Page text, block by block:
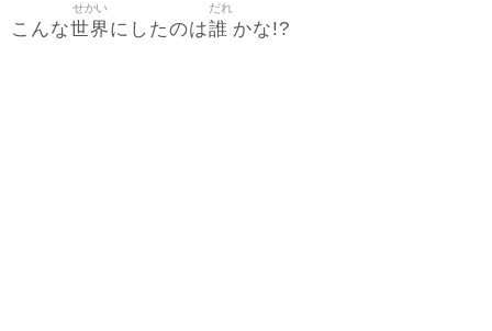
こんな世界
せかい
にしたのは誰
だれ
かな!?